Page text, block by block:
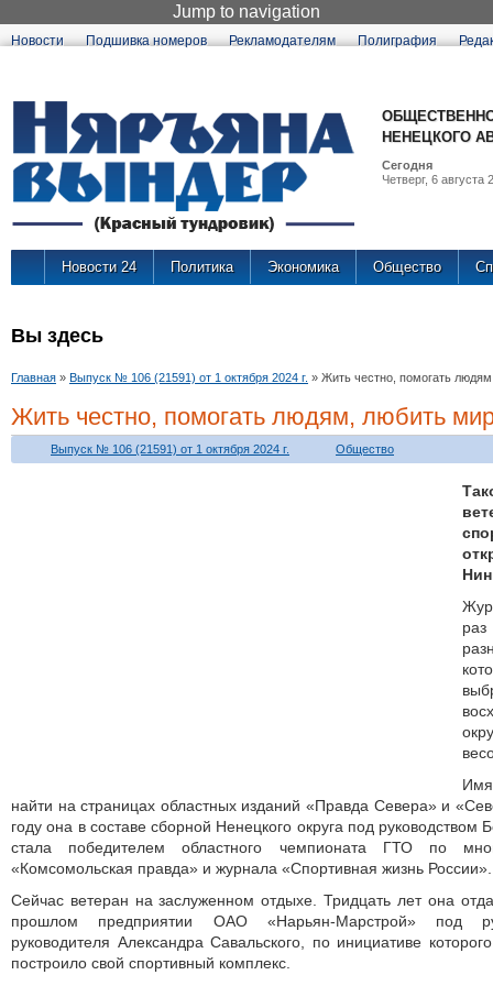
Jump to navigation
Новости Подшивка номеров Рекламодателям Полиграфия
НЕНЕЦКОГО
Сегодня
Четверг, 6 августа
Новости 24 Политика Экономика Общество
Вы здесь
Главная » Выпуск № 106 (21591) от 1 октября 2024 г. » Жить честно, помогать
Жить честно, помогать людям, любить
Выпуск № 106 (21591) от 1 октября 2024 г. Общество
найти на страницах областных изданий «Правда Севера» и
году она в составе сборной Ненецкого округа под
стала победителем областного чемпионата ГТО по
«Комсомольская правда» и журнала «Спортивная жизнь России».
Сейчас ветеран на заслуженном отдыхе. Тридцать лет она
прошлом предприятии ОАО «Нарьян-Марстрой» под
руководителя Александра Савальского, по инициативе
построило свой спортивный комплекс.